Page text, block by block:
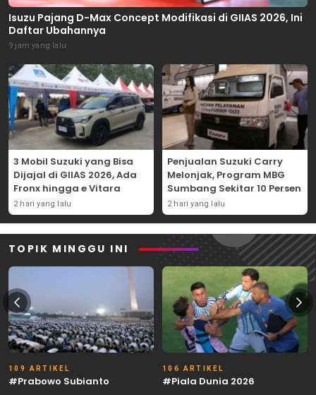
Isuzu Pajang D-Max Concept Modifikasi di GIIAS 2026, Ini
Daftar Ubahannya
9 jam yang lalu
3 Mobil Suzuki yang Bisa
Dijajal di GIIAS 2026, Ada
Fronx hingga e Vitara
2 hari yang lalu
Penjualan Suzuki Carry
Melonjak, Program MBG
Sumbang Sekitar 10 Persen
2 hari yang lalu
TOPIK MINGGU INI
109 ARTIKEL
#Prabowo Subianto
106 ARTIKEL
#Piala Dunia 2026